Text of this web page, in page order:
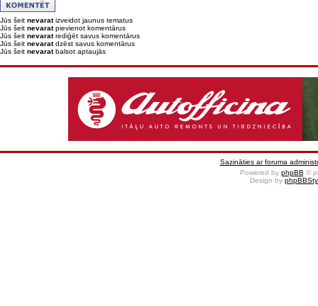
Jūs šeit nevaratizveidot jaunus tematus
Jūs šeit nevaratpievienot komentārus
Jūs šeit nevaratrediģēt savus komentārus
Jūs šeit nevaratdzēst savus komentārus
Jūs šeit nevaratbalsot aptaujās
Sazināties ar foruma
Powered by phpBB ©
Design by